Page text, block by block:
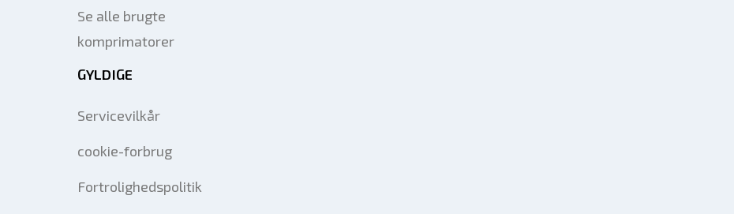
Se alle brugte
komprimatorer
GYLDIGE
Servicevilkår
cookie-forbrug
Fortrolighedspolitik